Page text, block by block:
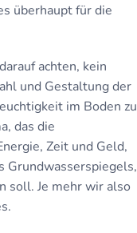
überhaupt für die
achten, kein
und Gestaltung der
im Boden zu
das die
Zeit und Geld,
Grundwasserspiegels,
soll. Je mehr wir also